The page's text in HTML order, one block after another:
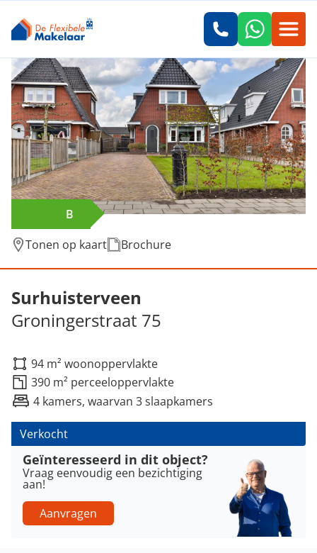
B
Tonen op kaart
Brochure
Verkocht: Groningerstraat 75,
Surhuisterveen
Groningerstraat 75
94 m² woonoppervlakte
390 m² perceeloppervlakte
4 kamers, waarvan 3 slaapkamers
Verkocht
Geïnteresseerd in dit object?
Vraag eenvoudig een bezichtiging
aan!
Aanvragen